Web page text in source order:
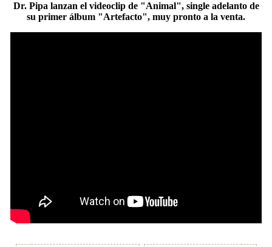
Dr. Pipa lanzan el videoclip de "Animal", single adelanto de
su primer álbum "Artefacto", muy pronto a la venta.